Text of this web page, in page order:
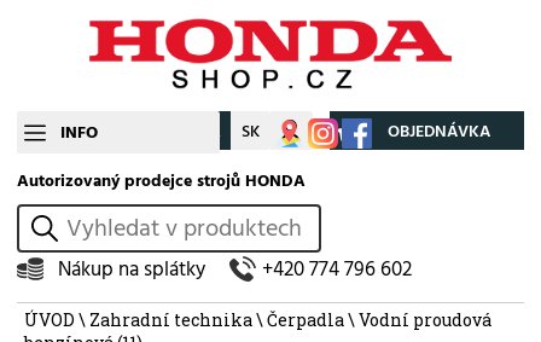
INFO CZ SK Můj účet OBJEDNÁVKA
Autorizovaný prodejce strojů HONDA
vyhledat
Nákup na splátky +420 774 796 602
ÚVOD \ Zahradní technika\Čerpadla\Vodní proudová